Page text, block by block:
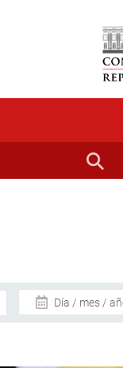
Día / mes /